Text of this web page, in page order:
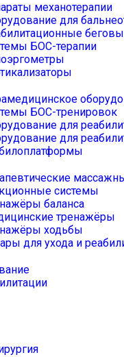
механотерапии
для
БОС-терапии
БОС-тренировок
для
для
системы
баланса
тренажёры
ходьбы
для ухода и